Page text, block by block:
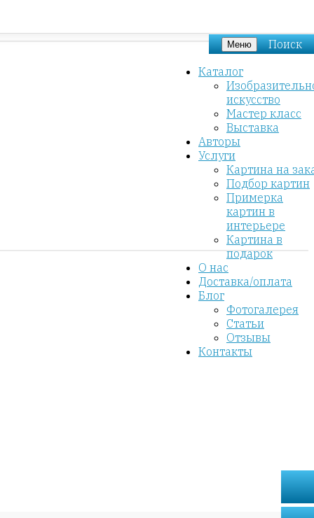
Меню
Поиск
Каталог
искусство
Мастер класс
Выставка
Авторы
Услуги
Картина на
Подбор картин
Примерка
картин в
интерьере
Картина в
подарок
О нас
Доставка/оплата
Блог
Фотогалерея
Статьи
Отзывы
Контакты